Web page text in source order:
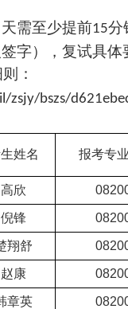
需至少提前15分
字），复试具
：
bszs/
姓名 报考专
高欣
倪锋
翔舒
赵康
章英